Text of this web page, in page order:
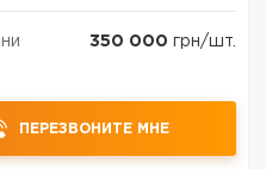
350 000 грн/шт.
ПЕРЕЗВОНИТЕ МНЕ